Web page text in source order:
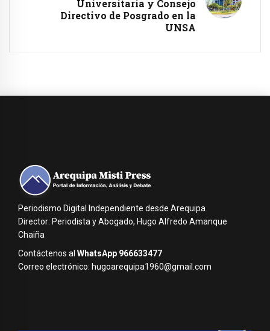
Universitaria y Consejo
Directivo de Posgrado en la
UNSA
Periodismo Digital Independiente desde Arequipa
Director: Periodista y Abogado, Hugo Alfredo Amanque
Chaiña
Contáctenos al WhatsApp 966633477
Correo electrónico: hugoarequipa1960@gmail.com